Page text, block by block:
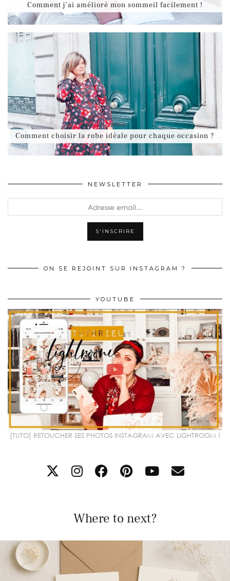
Comment j’ai amélioré mon sommeil facilement !
Comment choisir la robe idéale pour chaque occasion ?
NEWSLETTER
ON SE REJOINT SUR INSTAGRAM ?
YOUTUBE
[TUTO] RETOUCHER SES PHOTOS INSTAGRAM AVEC LIGHTROOM !
Where to next?